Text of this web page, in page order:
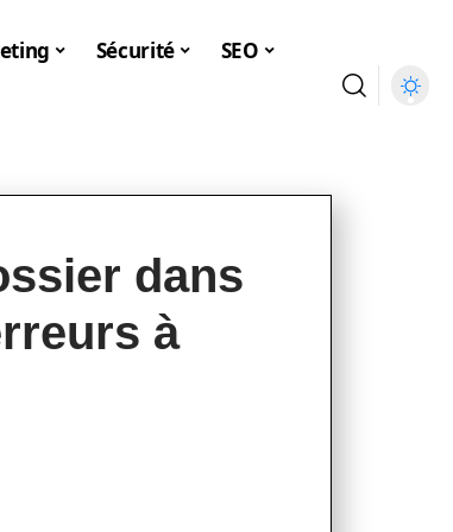
Sécurité SEO
dans
à